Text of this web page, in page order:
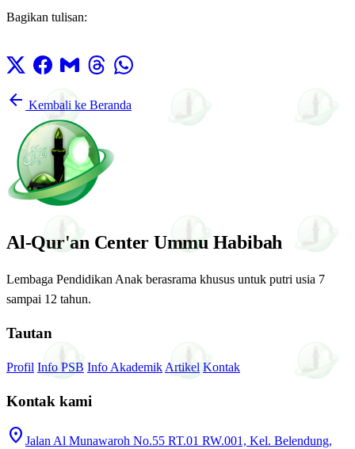
Bagikan tulisan:
arrow_back Kembali ke Beranda
Al-Qur'an Center Ummu Habibah
Lembaga Pendidikan Anak berasrama khusus untuk putri usia 7
sampai 12 tahun.
Tautan
Profil Info PSB Info Akademik Artikel Kontak
Kontak kami
location_on Jalan Al Munawaroh No.55 RT.01 RW.001, Kel. Belendung,